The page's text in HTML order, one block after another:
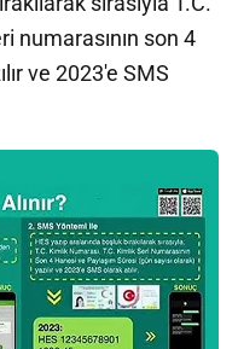
numarasının son 4
ve 2023'e SMS